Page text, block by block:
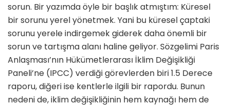
sorun. Bir yazımda öyle bir başlık atmıştım: Küresel
bir sorunu yerel yönetmek. Yani bu küresel çaptaki
sorunu yerele indirgemek giderek daha önemli bir
sorun ve tartışma alanı haline geliyor. Sözgelimi Paris
Anlaşması’nın Hükümetlerarası İklim Değişikliği
Paneli’ne (IPCC) verdiği görevlerden biri 1.5 Derece
raporu, diğeri ise kentlerle ilgili bir rapordu. Bunun
nedeni de, iklim değişikliğinin hem kaynağı hem de